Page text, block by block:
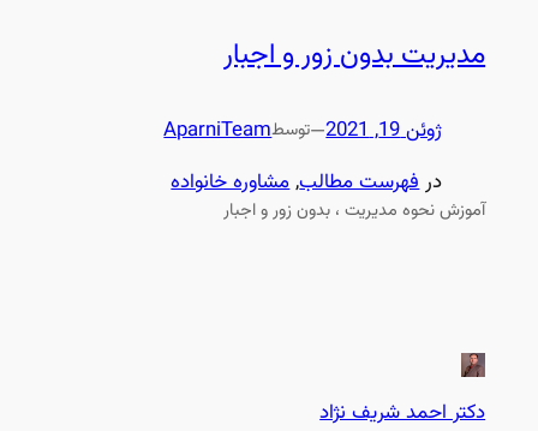
مدیریت بدون زور و اجبار
ژوئن 19, 2021 —توسطAparniTeam
درفهرست مطالب, مشاوره خانواده
آموزش نحوه مدیریت ، بدون زور و اجبار
دکتر احمد شریف نژاد